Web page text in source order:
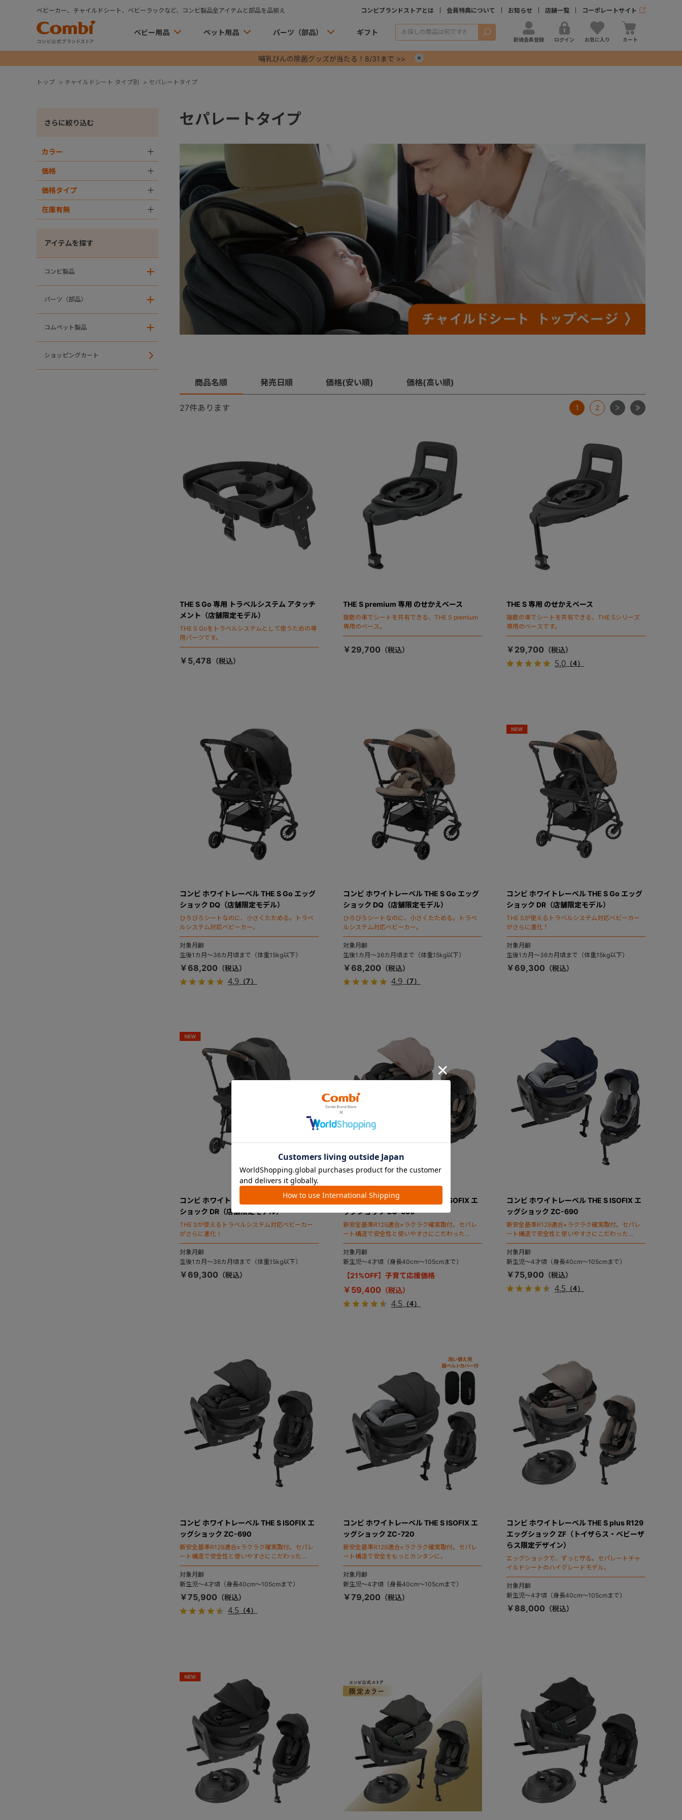
ベビーカー、チャイルドシート、ベビーラックなど、コンビ製品全アイテムと部品を品揃え コンビブランドストアとは 会員特典について お知らせ 店舗一覧 コーポレートサイト
ベビー用品 ペット用品 パーツ（部品） ギフト 検索
新規会員登録 ログイン お気に入り カート
哺乳びんの除菌グッズが当たる！8/31まで >>
トップ > チャイルドシート タイプ別 > セパレートタイプ
さらに絞り込む
カラー
価格
価格タイプ
在庫有無
アイテムを探す
コンビ製品
パーツ（部品）
コムペット製品
ショッピングカート
セパレートタイプ
商品名順 発売日順 価格(安い順) 価格(高い順)
27件あります 1 2 次 最後
THE S Go 専用 トラベルシステム アタッチ
メント（店舗限定モデル）
THE S Goをトラベルシステムとして使うための専
用パーツです。
￥5,478
THE S premium 専用 のせかえベース
複数の車でシートを共有できる、THE S premium
専用のベース。
￥29,700
THE S 専用 のせかえベース
複数の車でシートを共有できる、THE Sシリーズ
専用のベースです。
￥29,700
5.0（4）
コンビ ホワイトレーベル THE S Go エッグ
ショック DQ（店舗限定モデル）
ひろびろシートなのに、小さくたためる。トラベ
ルシステム対応ベビーカー。
対象月齢
生後1カ月～36カ月頃まで（体重15kg以下）
￥68,200
4.9 （7）
コンビ ホワイトレーベル THE S Go エッグ
ショック DQ（店舗限定モデル）
ひろびろシートなのに、小さくたためる。トラベ
ルシステム対応ベビーカー。
対象月齢
生後1カ月～36カ月頃まで（体重15kg以下）
￥68,200
4.9（7）
コンビ ホワイトレーベル THE S Go エッグ
ショック DR（店舗限定モデル）
THE Sが使えるトラベルシステム対応ベビーカー
がさらに進化！
対象月齢
生後1カ月～36カ月頃まで（体重15kg以下）
￥69,300
コンビ ホワイトレーベル THE S Go エッグ
ショック DR（店舗限定モデル）
THE Sが使えるトラベルシステム対応ベビーカー
がさらに進化！
対象月齢
生後1カ月～36カ月頃まで（体重15kg以下）
￥69,300
コンビ ホワイトレーベル THE S ISOFIX エ
ッグショック ZC-690
新安全基準R129適合×ラクラク確実取付。セパレ
ート構造で安全性と使いやすさにこだわった
「THE S（ザ・エス）」のスタンダードモデル。
対象月齢
新生児～4才頃（身長40cm～105cmまで）
【21%OFF】子育て応援価格
￥59,400
4.5 （4）
コンビ ホワイトレーベル THE S ISOFIX エ
ッグショック ZC-690
新安全基準R129適合×ラクラク確実取付。セパレ
ート構造で安全性と使いやすさにこだわった
「THE S（ザ・エス）」のスタンダードモデル。
対象月齢
新生児～4才頃（身長40cm～105cmまで）
￥75,900
4.5 （4）
コンビ ホワイトレーベル THE S ISOFIX エ
ッグショック ZC-690
新安全基準R129適合×ラクラク確実取付。セパレ
ート構造で安全性と使いやすさにこだわった
「THE S（ザ・エス）」のスタンダードモデル。
対象月齢
新生児～4才頃（身長40cm～105cmまで）
￥75,900
4.5 （4）
コンビ ホワイトレーベル THE S ISOFIX エ
ッグショック ZC-720
新安全基準R129適合×ラクラク確実取付。セパレ
ート構造で安全をもっとカンタンに。
対象月齢
新生児～4才頃（身長40cm～105cmまで）
￥79,200
コンビ ホワイトレーベル THE S plus R129
エッグショック ZF（トイザらス・ベビーザ
らス限定デザイン）
エッグショックで、ずっと守る。セパレートチャ
イルドシートのハイグレードモデル。
対象月齢
新生児～4才頃（身長40cm～105cmまで）
￥88,000